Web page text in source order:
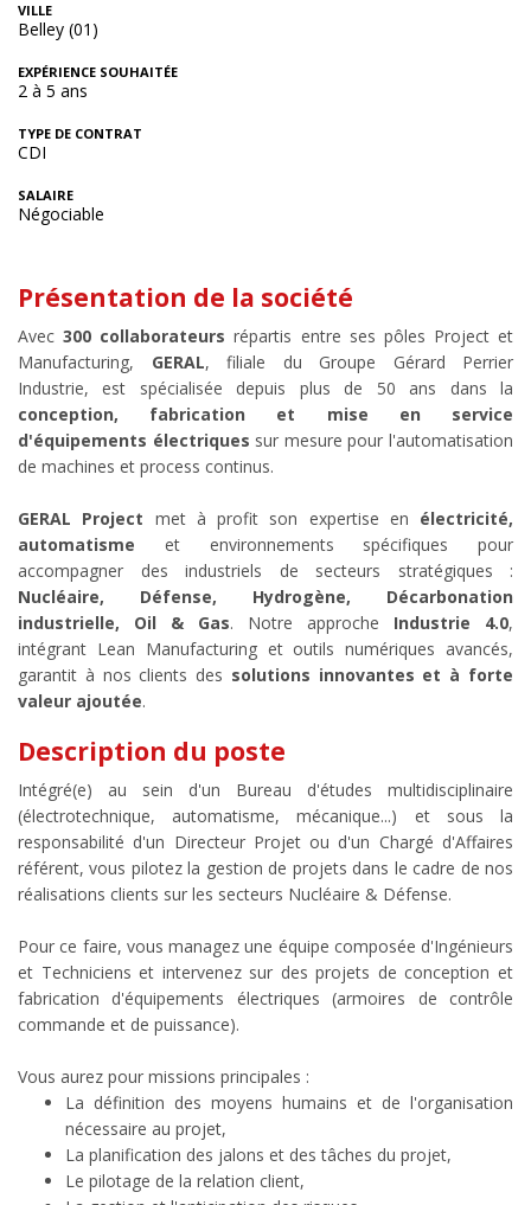
VILLE
Belley (01)
EXPÉRIENCE SOUHAITÉE
2 à 5 ans
TYPE DE CONTRAT
CDI
SALAIRE
Négociable
Présentation de la société
Avec300 collaborateursrépartis entre ses pôles Project et
Manufacturing, GERAL, filiale du Groupe Gérard Perrier
Industrie, est spécialisée depuis plus de 50 ans dans la
conception, fabrication et mise en service
d'équipements électriques sur mesure pour l'automatisation
de machines et process continus.
GERAL Project met à profit son expertise en électricité,
automatisme et environnements spécifiques pour
accompagner des industriels de secteurs stratégiques :
Nucléaire, Défense, Hydrogène, Décarbonation
industrielle, Oil & Gas. Notre approche Industrie 4.0,
intégrant Lean Manufacturing et outils numériques avancés,
garantit à nos clients des solutions innovantes et à forte
valeur ajoutée.
Description du poste
Intégré(e) au sein d'un Bureau d'études multidisciplinaire
(électrotechnique, automatisme, mécanique...) et sous la
responsabilité d'un Directeur Projet ou d'un Chargé d'Affaires
référent, vous pilotez la gestion de projets dans le cadre de nos
réalisations clients sur les secteurs Nucléaire & Défense.
Pour ce faire, vous managez une équipe composée d'Ingénieurs
et Techniciens et intervenez sur des projets de conception et
fabrication d'équipements électriques (armoires de contrôle
commande et de puissance).
Vous aurez pour missions principales :
La définition des moyens humains et de l'organisation
nécessaire au projet,
La planification des jalons et des tâches du projet,
Le pilotage de la relation client,